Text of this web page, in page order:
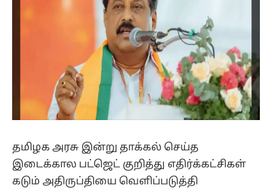
தமிழக அரசு இன்று தாக்கல் செய்த
இடைக்கால பட்ஜெட் குறித்து எதிர்க்கட்சிகள்
கடும் அதிருப்தியை வெளிப்படுத்தி